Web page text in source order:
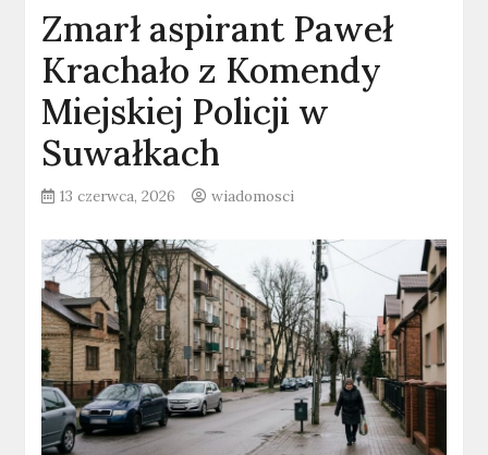
Zmarł aspirant Paweł
Krachało z Komendy
Miejskiej Policji w
Suwałkach
13 czerwca, 2026 wiadomosci